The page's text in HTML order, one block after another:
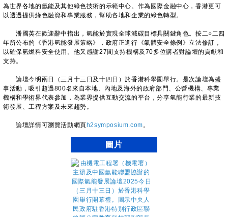
為世界各地的氫能及其他綠色技術的示範中心。作為國際金融中心，香港更可
以透過提供綠色融資和專業服務，幫助各地和企業的綠色轉型。
潘國英在歡迎辭中指出，氫能於實現全球減碳目標具關鍵角色。按二○二四
年所公布的《香港氫能發展策略》，政府正進行《氣體安全條例》立法修訂，
以確保氫燃料安全使用。他又感謝27間支持機構及70多位講者對論壇的貢獻和
支持。
論壇今明兩日（三月十三日及十四日）於香港科學園舉行。是次論壇為盛
事活動，吸引超過800名來自本地、內地及海外的政府部門、公營機構、專業
機構和學術界代表參加，為業界提供互動交流的平台，分享氫能行業的最新技
術發展、工程方案及未來趨勢。
論壇詳情可瀏覽活動網頁 h2symposium.com。
圖片